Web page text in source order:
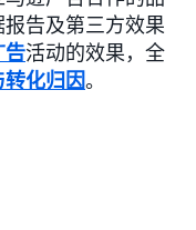
告及第三方效果
告活动的效果，全
化归因。